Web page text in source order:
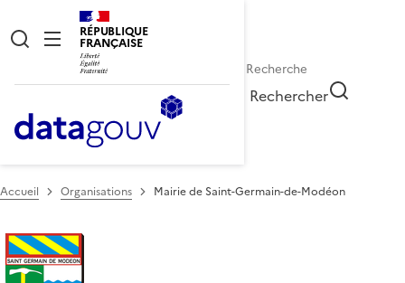
RÉPUBLIQUE
FRANÇAISE
Rechercher
Accueil Organisations Mairie de Saint-Germain-de-Modéon